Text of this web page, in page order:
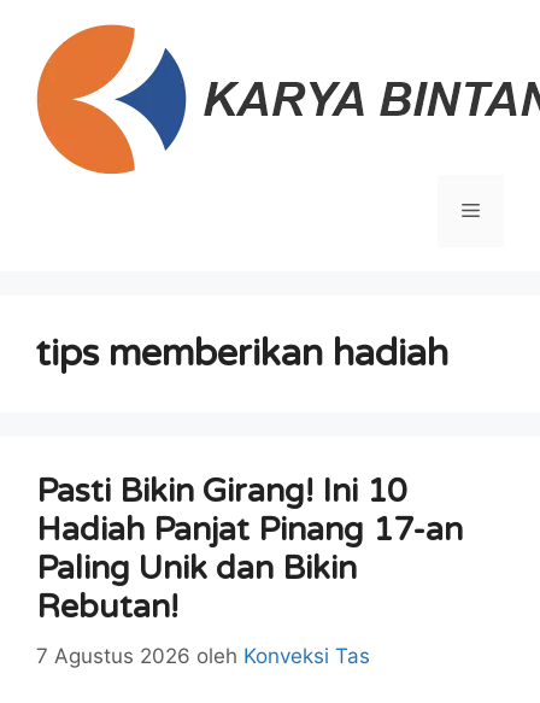
Menu
tips memberikan hadiah
Pasti Bikin Girang! Ini 10
Hadiah Panjat Pinang 17-an
Paling Unik dan Bikin
Rebutan!
7 Agustus 2026 oleh Konveksi Tas